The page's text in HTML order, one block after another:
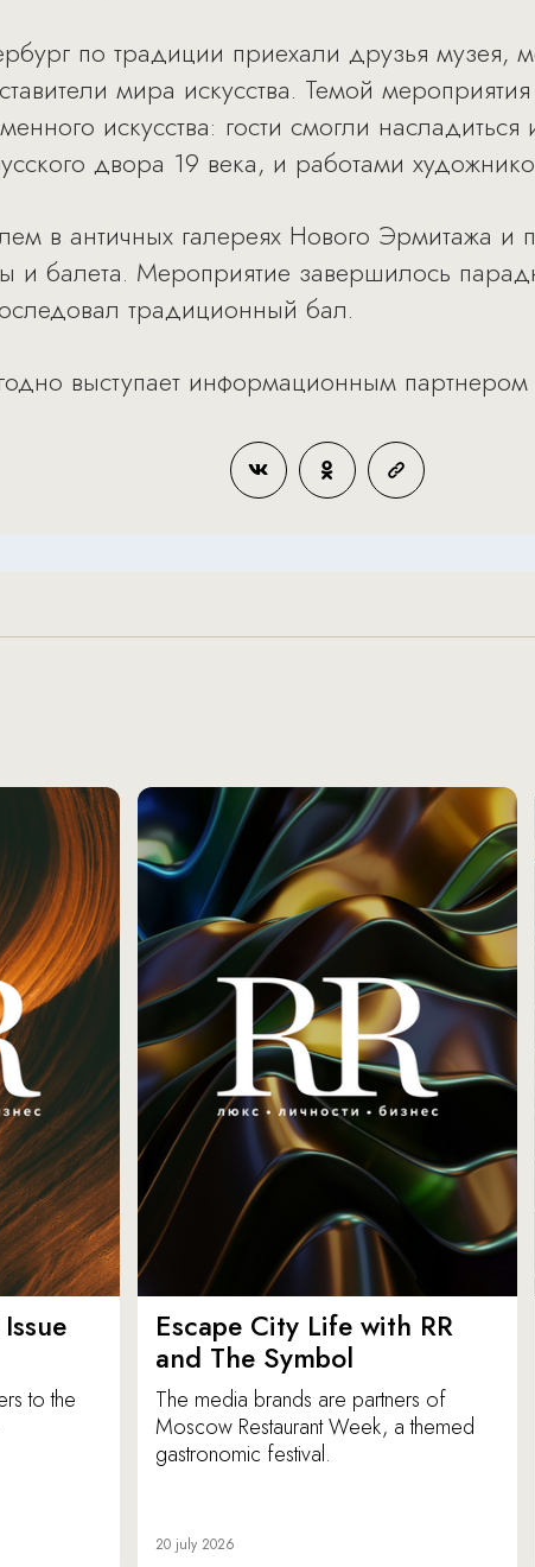
по традиции приехали друзья музея,
мира искусства. Темой
искусства: гости смогли
двора 19 века, и работами
в античных галереях Нового Эрмитажа и
и балета. Мероприятие завершилось
традиционный бал.
выступает информационным
to the
Escape City Life with RR
and The Symbol
The media brands are partners of
Moscow Restaurant Week, a themed
gastronomic festival.
20 july 2026